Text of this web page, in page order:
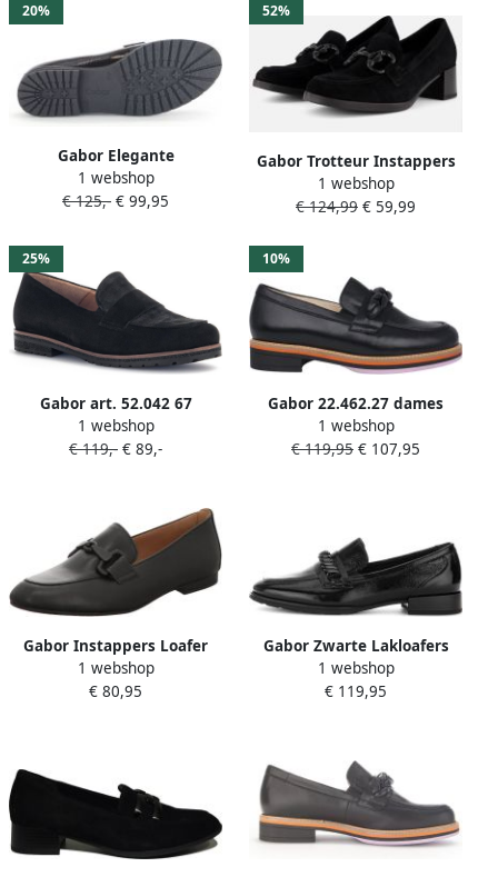
20%
Gabor Elegante
Damesballerina's in effen
kleuren
1 webshop
€ 125,- € 99,95
52%
Gabor Trotteur Instappers
zwart Suede Dames
1 webshop
€ 124,99 € 59,99
25%
Gabor art. 52.042 67
instapper ZWART
1 webshop
€ 119,- € 89,-
10%
Gabor 22.462.27 dames
instapper Zwart
1 webshop
€ 119,95 € 107,95
Gabor Instappers Loafer
lage schoen met leren
binnenzool
1 webshop
€ 80,95
Gabor Zwarte Lakloafers
Black Dames
1 webshop
€ 119,95